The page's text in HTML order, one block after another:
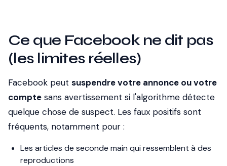
Ce que Facebook ne dit pas
(les limites réelles)
Facebook peut suspendre votre annonce ou votre
compte sans avertissement si l'algorithme détecte
quelque chose de suspect. Les faux positifs sont
fréquents, notamment pour :
Les articles de seconde main qui ressemblent à des
reproductions